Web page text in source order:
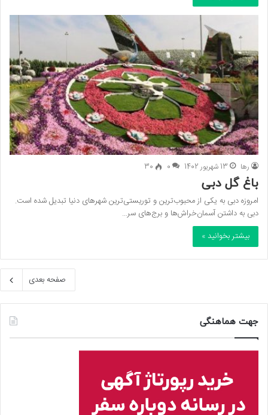
رها 13 شهریور 1402 0
30
باغ گل دبی
امروزه دبی به یکی از محبوب‌ترین و توریستی‌ترین شهرهای دنیا تبدیل شده است.
دبی به داشتن آسمان‌خراش‌ها و برج‌های سر…
بیشتر بخوانید »
صفحه بعدی
جهت هماهنگی